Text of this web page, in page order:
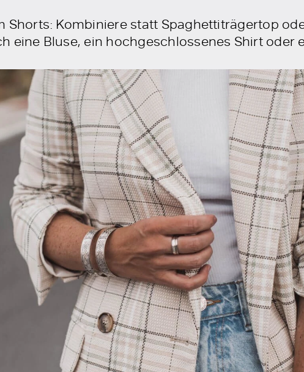
Shorts: Kombiniere statt Spaghettiträgertop
eine Bluse, ein hochgeschlossenes Shirt oder